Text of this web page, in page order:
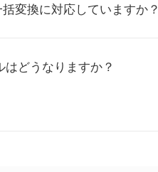
変換に対応していますか？
どうなりますか？